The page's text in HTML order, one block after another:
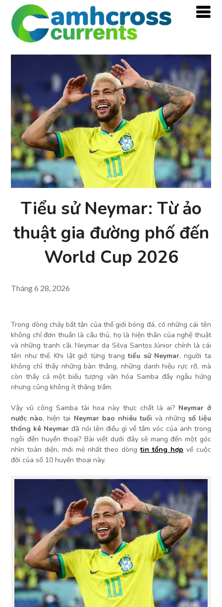
Tiểu sử Neymar: Từ ảo
thuật gia đường phố đến
World Cup 2026
Tháng 6 28, 2026
Trong dòng chảy bất tận của thế giới bóng đá, có những cái tên
không chỉ đơn thuần là cầu thủ, họ là hiện thân của nghệ thuật
và những tranh cãi. Neymar da Silva Santos Júnior chính là cái
tên như thế. Khi lật giở từng trangtiểu sử Neymar, người ta
không chỉ thấy những bàn thắng, những danh hiệu rực rỡ, mà
còn thấy cả một biểu tượng văn hóa Samba đầy ngẫu hứng
nhưng cũng không ít thăng trầm.
Vậy vũ công Samba tài hoa này thực chất là ai? Neymar ở
nước nào, hiện tại Neymar bao nhiêu tuổi và những số liệu
thống kê Neymar đã nói lên điều gì về tầm vóc của anh trong
ngôi đền huyền thoại? Bài viết dưới đây sẽ mang đến một góc
nhìn toàn diện, mới mẻ nhất theo dòngtin tổng hợp về cuộc
đời của số 10 huyền thoại này.